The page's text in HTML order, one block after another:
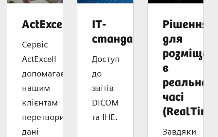
ActExcell™
Сервіс
ActExcell
допомагає
нашим
клієнтам
перетворити
дані
ІТ-
стандарти
Доступ
до
звітів
DICOM
та IHE.
Рішення
для
в
часі
Завдяки